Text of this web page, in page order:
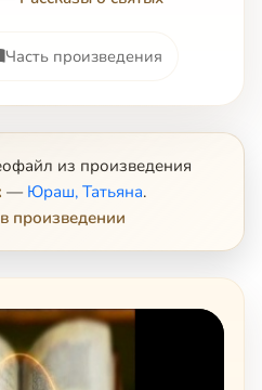
Часть произведения
из произведения
— Юраш, Татьяна.
произведении